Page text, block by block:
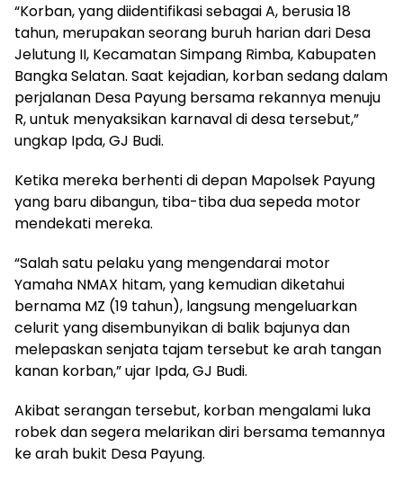
“Korban, yang diidentifikasi sebagai A, berusia 18
tahun, merupakan seorang buruh harian dari Desa
Jelutung II, Kecamatan Simpang Rimba, Kabupaten
Bangka Selatan. Saat kejadian, korban sedang dalam
perjalanan Desa Payung bersama rekannya menuju
R, untuk menyaksikan karnaval di desa tersebut,”
ungkap Ipda, GJ Budi.
Ketika mereka berhenti di depan Mapolsek Payung
yang baru dibangun, tiba-tiba dua sepeda motor
mendekati mereka.
“Salah satu pelaku yang mengendarai motor
Yamaha NMAX hitam, yang kemudian diketahui
bernama MZ (19 tahun), langsung mengeluarkan
celurit yang disembunyikan di balik bajunya dan
melepaskan senjata tajam tersebut ke arah tangan
kanan korban,” ujar Ipda, GJ Budi.
Akibat serangan tersebut, korban mengalami luka
robek dan segera melarikan diri bersama temannya
ke arah bukit Desa Payung.